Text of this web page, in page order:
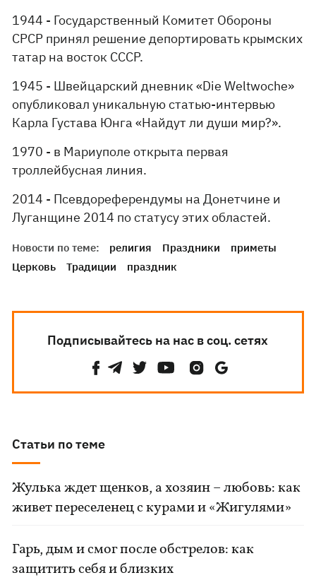
1944 - Государственный Комитет Обороны
CPCP принял решение депортировать крымских
татар на восток СССР.
1945 - Швейцарский дневник «Die Weltwoche»
опубликовал уникальную статью-интервью
Карла Густава Юнга «Найдут ли души мир?».
1970 - в Мариуполе открыта первая
троллейбусная линия.
2014 - Псевдореферендумы на Донетчине и
Луганщине 2014 по статусу этих областей.
Новости по теме: религия Праздники
приметы
Церковь
Традиции праздник
Подписывайтесь на нас в соц. сетях
Статьи по теме
Жулька ждет щенков, а хозяин – любовь: как
живет переселенец с курами и «Жигулями»
Гарь, дым и смог после обстрелов: как
защитить себя и близких